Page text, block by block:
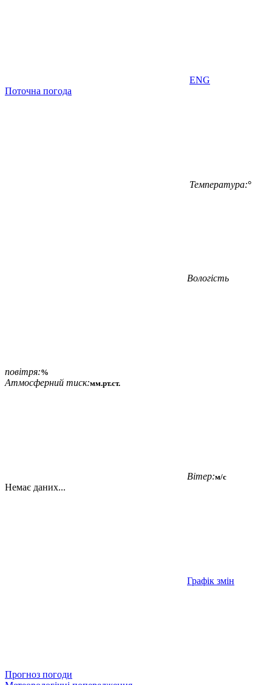
ENG
Поточна погода
Температура:°
Вологість
повітря:%
Атмосферний тиск:мм.рт.ст.
Вітер:м/с
Немає даних...
Графік змін
Прогноз погоди